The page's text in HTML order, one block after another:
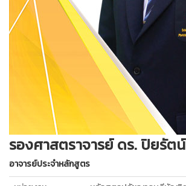
รองศาสตราจารย์ ดร. ปิยรัต
อาจารย์ประจำหลักสูตร